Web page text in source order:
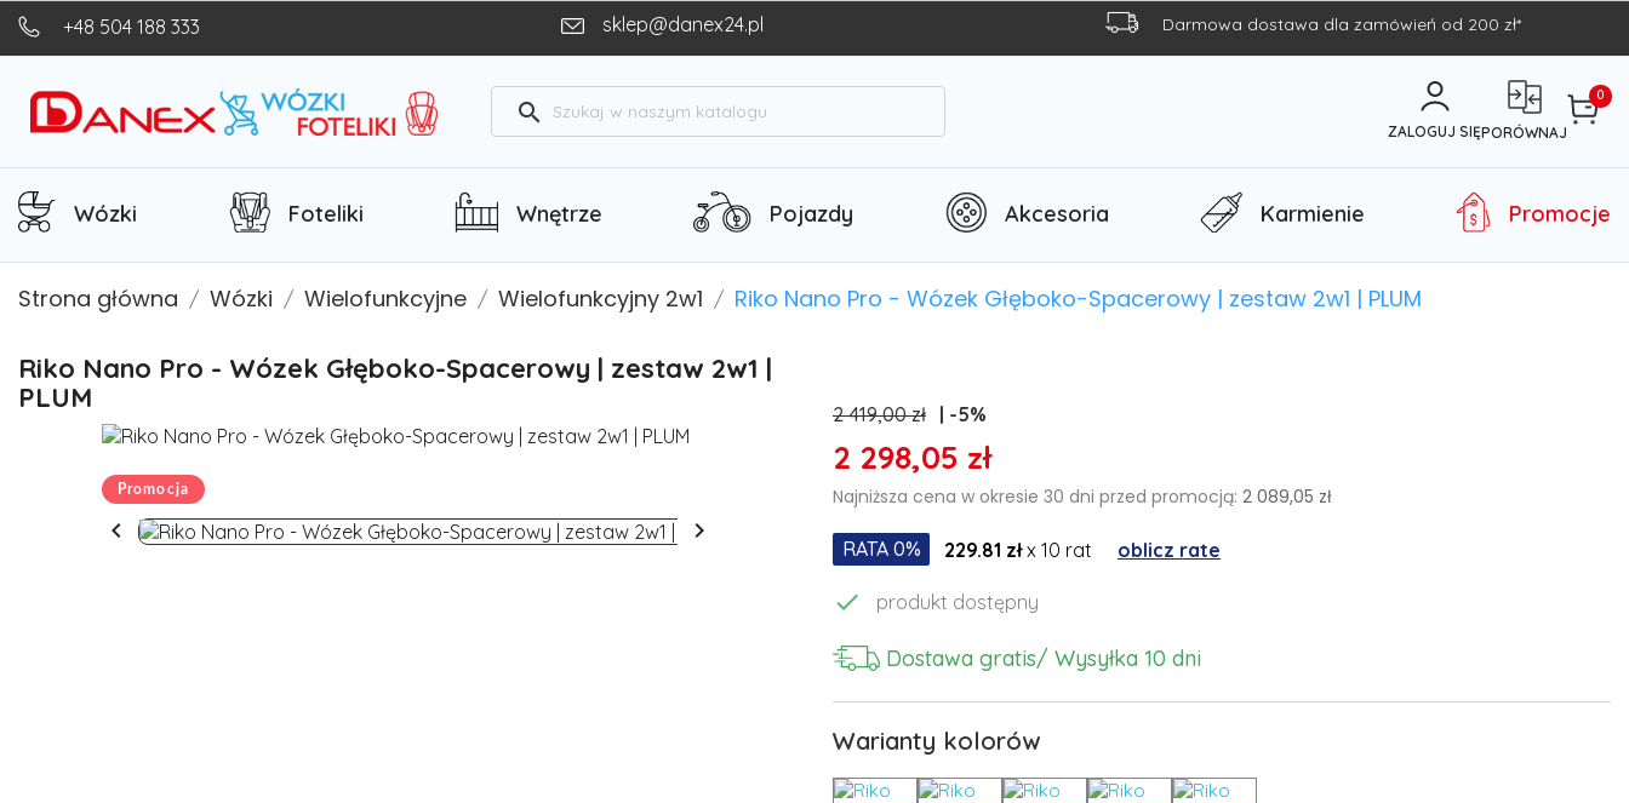
+48 504 188 333 sklep@danex24.pl Darmowa dostawa dla zamówień od 200 zł*
search
0
ZALOGUJ SIĘPORÓWNAJ
Wózki Foteliki Wnętrze Pojazdy Akcesoria Karmienie Promocje
Strona główna Wózki Wielofunkcyjne Wielofunkcyjny 2w1 Riko Nano Pro - Wózek Głęboko-Spacerowy | zestaw 2w1 | PLUM
Riko Nano Pro - Wózek Głęboko-Spacerowy | zestaw 2w1 |
PLUM
Promocja
 
2 419,00 zł -5%
2 298,05 zł
Najniższa cena w okresie 30 dni przed promocją: 2 089,05 zł
RATA 0% 229.81 złx 10 rat oblicz rate
 produkt dostępny
Dostawa gratis/ Wysyłka 10 dni
Warianty kolorów